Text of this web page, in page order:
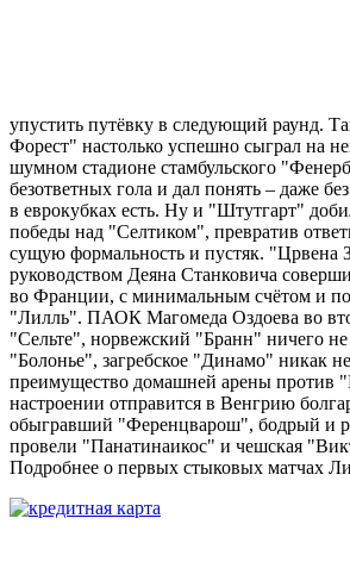
упустить путёвку в следующий раунд.
Форест" настолько успешно сыграл на
шумном стадионе стамбульского
безответных гола и дал понять – даже
в еврокубках есть. Ну и "Штутгарт"
победы над "Селтиком", превратив
сущую формальность и пустяк. "Црвена
руководством Деяна Станковича
во Франции, с минимальным счётом и по
"Лилль". ПАОК Магомеда Оздоева во
"Сельте", норвежский "Бранн" ничего
"Болонье", загребское "Динамо" никак
преимущество домашней арены против
настроении отправится в Венгрию
обыгравший "Ференцварош", бодрый и
провели "Панатинаикос" и чешская
Подробнее о первых стыковых матчах